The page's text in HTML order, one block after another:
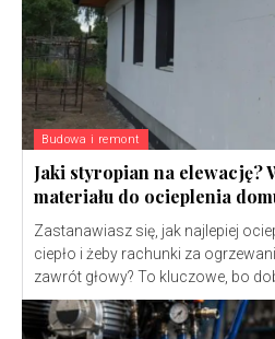
Budowa i remont
Jaki styropian na elewację?
materiału do ocieplenia
Zastanawiasz się, jak najlepiej
ciepło i żeby rachunki za
zawrót głowy? To kluczowe, bo